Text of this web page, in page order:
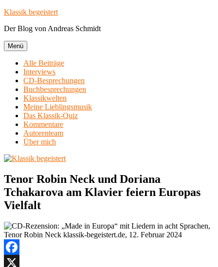
Zum
springen
Klassik begeistert
Der Blog von Andreas Schmidt
Menü
Alle Beiträge
Interviews
CD-Besprechungen
Buchbesprechungen
Klassikwelten
Meine Lieblingsmusik
Das Klassik-Quiz
Kommentare
Autorenteam
Über mich
Tenor Robin Neck und Doriana
Tchakarova am Klavier feiern Europas
Vielfalt
Facebook